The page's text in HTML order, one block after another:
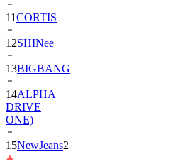
11CORTIS
12SHINee
13BIGBANG
14ALPHA
DRIVE
ONE)
15NewJeans2